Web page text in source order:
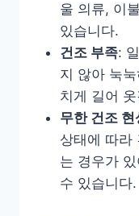
울 의류, 이
있습니다.
건조 부족:
지 않아 눅
치게 길어
무한 건조 현
상태에 따라
는 경우가
수 있습니다.